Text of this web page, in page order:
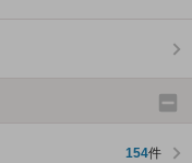
154件